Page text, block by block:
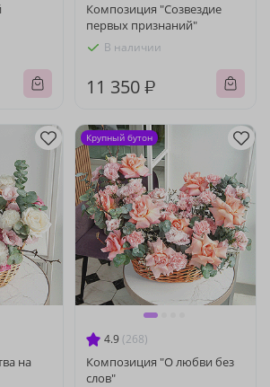
Композиция "Созвездие
первых признаний"
В наличии
11 350 ₽
на
4.9 (268)
Композиция "О любви без
слов"
Крупный бутон